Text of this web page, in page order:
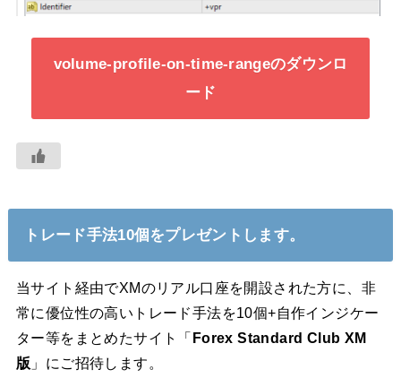
volume-profile-on-time-rangeのダウンロ
ード
トレード手法10個をプレゼントします。
当サイト経由でXMのリアル口座を開設された方に、非
常に優位性の高いトレード手法を10個+自作インジケー
ター等をまとめたサイト「 Forex Standard Club XM
版 」にご招待します。